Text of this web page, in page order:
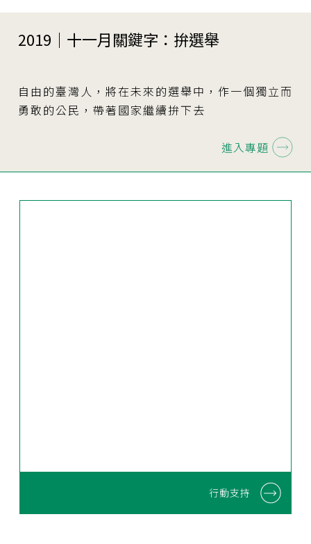
2019｜十一月關鍵字：拚選舉
自由的臺灣人，將在未來的選舉中，作一個獨立而
勇敢的公民，帶著國家繼續拚下去
進入專題
行動支持